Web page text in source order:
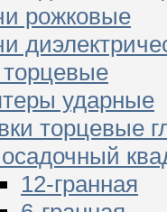
рожковые
торцевые
ударные
торцевые
12-гранная